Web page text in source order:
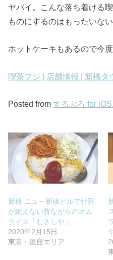
ヤバイ。こんな落ち着ける
ものにするのはもったいない
ホットケーキもあるので今
喫茶フジ | 店舗情報 | 新橋
Posted fromするぷろ for iOS.
新橋 ニュー新橋ビルで行列
が絶えない昔ながらのオム
ライス「むさしや」
2020年2月15日
東京・銀座エリア